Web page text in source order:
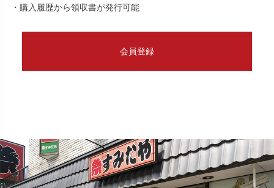
・購入履歴から領収書が発行可能
会員登録